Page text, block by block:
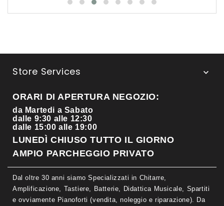
Store Services 
ORARI DI APERTURA NEGOZIO:
da Martedi a Sabato
dalle 9:30 alle 12:30
dalle 15:00 alle 19:00
LUNEDÌ CHIUSO TUTTO IL GIORNO
AMPIO PARCHEGGIO PRIVATO
Dal oltre 30 anni siamo Specializzati in Chitarre,
Amplificazione, Tastiere, Batterie, Didattica Musicale, Spartiti
e ovviamente Pianoforti (vendita, noleggio e riparazione). Da